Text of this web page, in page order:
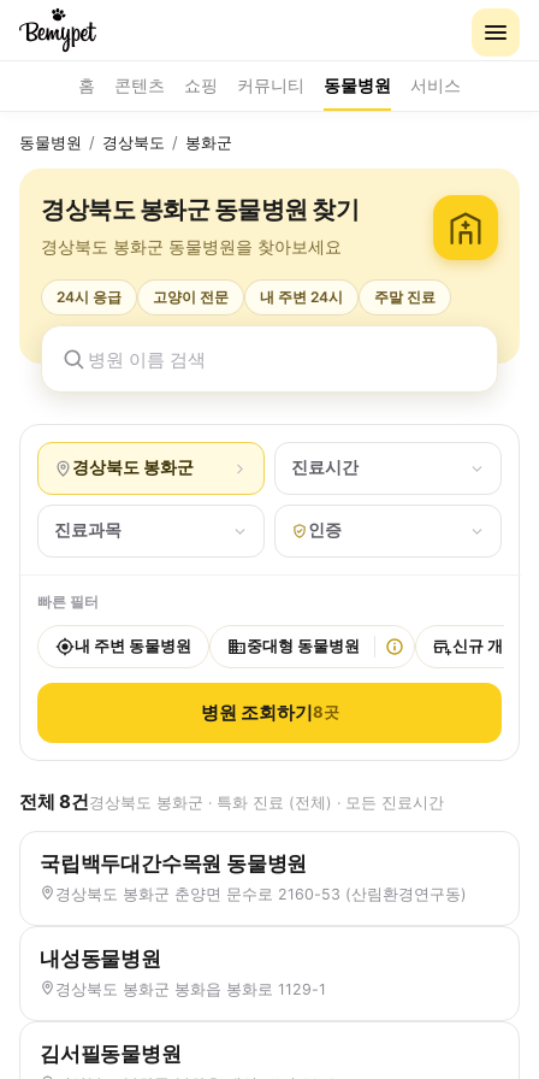
홈 콘텐츠 쇼핑 커뮤니티 동물병원 서비스
동물병원 / 경상북도 / 봉화군
경상북도 봉화군 동물병원 찾기
경상북도 봉화군 동물병원을 찾아보세요
24시 응급 고양이 전문 내 주변 24시 주말 진료
경상북도 봉화군 진료시간
진료과목 인증
빠른 필터
내 주변 동물병원 중대형 동물병원 신규 개원
병원 조회하기8곳
전체 8건경상북도 봉화군 · 특화 진료 (전체) · 모든 진료시간
국립백두대간수목원 동물병원
경상북도 봉화군 춘양면 문수로 2160-53 (산림환경연구동)
내성동물병원
경상북도 봉화군 봉화읍 봉화로 1129-1
김서필동물병원